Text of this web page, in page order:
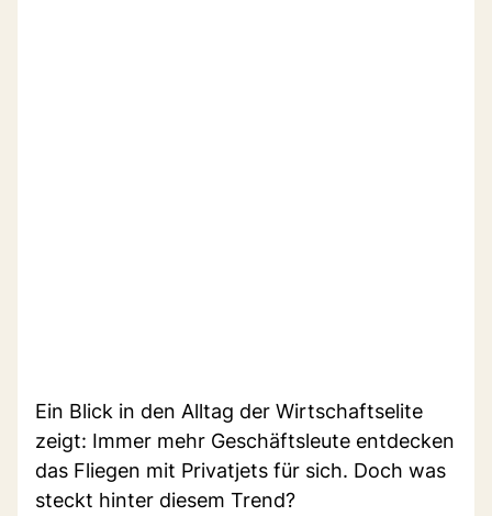
Ein Blick in den Alltag der Wirtschaftselite
zeigt: Immer mehr Geschäftsleute entdecken
das Fliegen mit Privatjets für sich. Doch was
steckt hinter diesem Trend?